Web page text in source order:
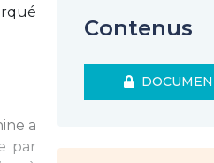
a
par
Contenus